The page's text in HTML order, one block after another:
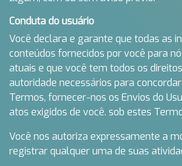
Conduta do usuário
Você declara e garante que todas as
conteúdos fornecidos por você para
atuais e que você tem todos os
autoridade necessários para
Termos, fornecer-nos os Envios do
atos exigidos de você. sob estes
Você nos autoriza expressamente a
registrar qualquer uma de suas